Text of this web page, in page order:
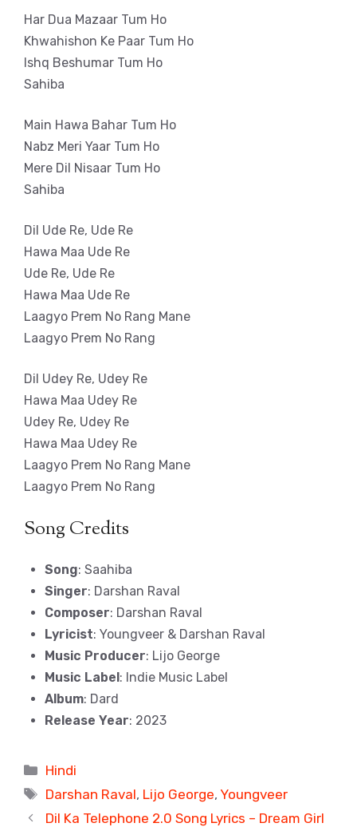
Har Dua Mazaar Tum Ho
Khwahishon Ke Paar Tum Ho
Ishq Beshumar Tum Ho
Sahiba
Main Hawa Bahar Tum Ho
Nabz Meri Yaar Tum Ho
Mere Dil Nisaar Tum Ho
Sahiba
Dil Ude Re, Ude Re
Hawa Maa Ude Re
Ude Re, Ude Re
Hawa Maa Ude Re
Laagyo Prem No Rang Mane
Laagyo Prem No Rang
Dil Udey Re, Udey Re
Hawa Maa Udey Re
Udey Re, Udey Re
Hawa Maa Udey Re
Laagyo Prem No Rang Mane
Laagyo Prem No Rang
Song Credits
Song: Saahiba
Singer: Darshan Raval
Composer: Darshan Raval
Lyricist: Youngveer & Darshan Raval
Music Producer: Lijo George
Music Label: Indie Music Label
Album: Dard
Release Year: 2023
Categories
Hindi
Tags
Darshan Raval, Lijo George, Youngveer
Dil Ka Telephone 2.0 Song Lyrics – Dream Girl